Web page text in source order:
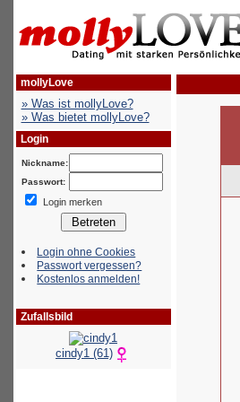
mollyLove
» Was ist mollyLove?
» Was bietet mollyLove?
Login
Nickname:
Passwort:
Login merken
Login ohne Cookies
Passwort vergessen?
Kostenlos anmelden!
Zufallsbild
cindy1 (61)